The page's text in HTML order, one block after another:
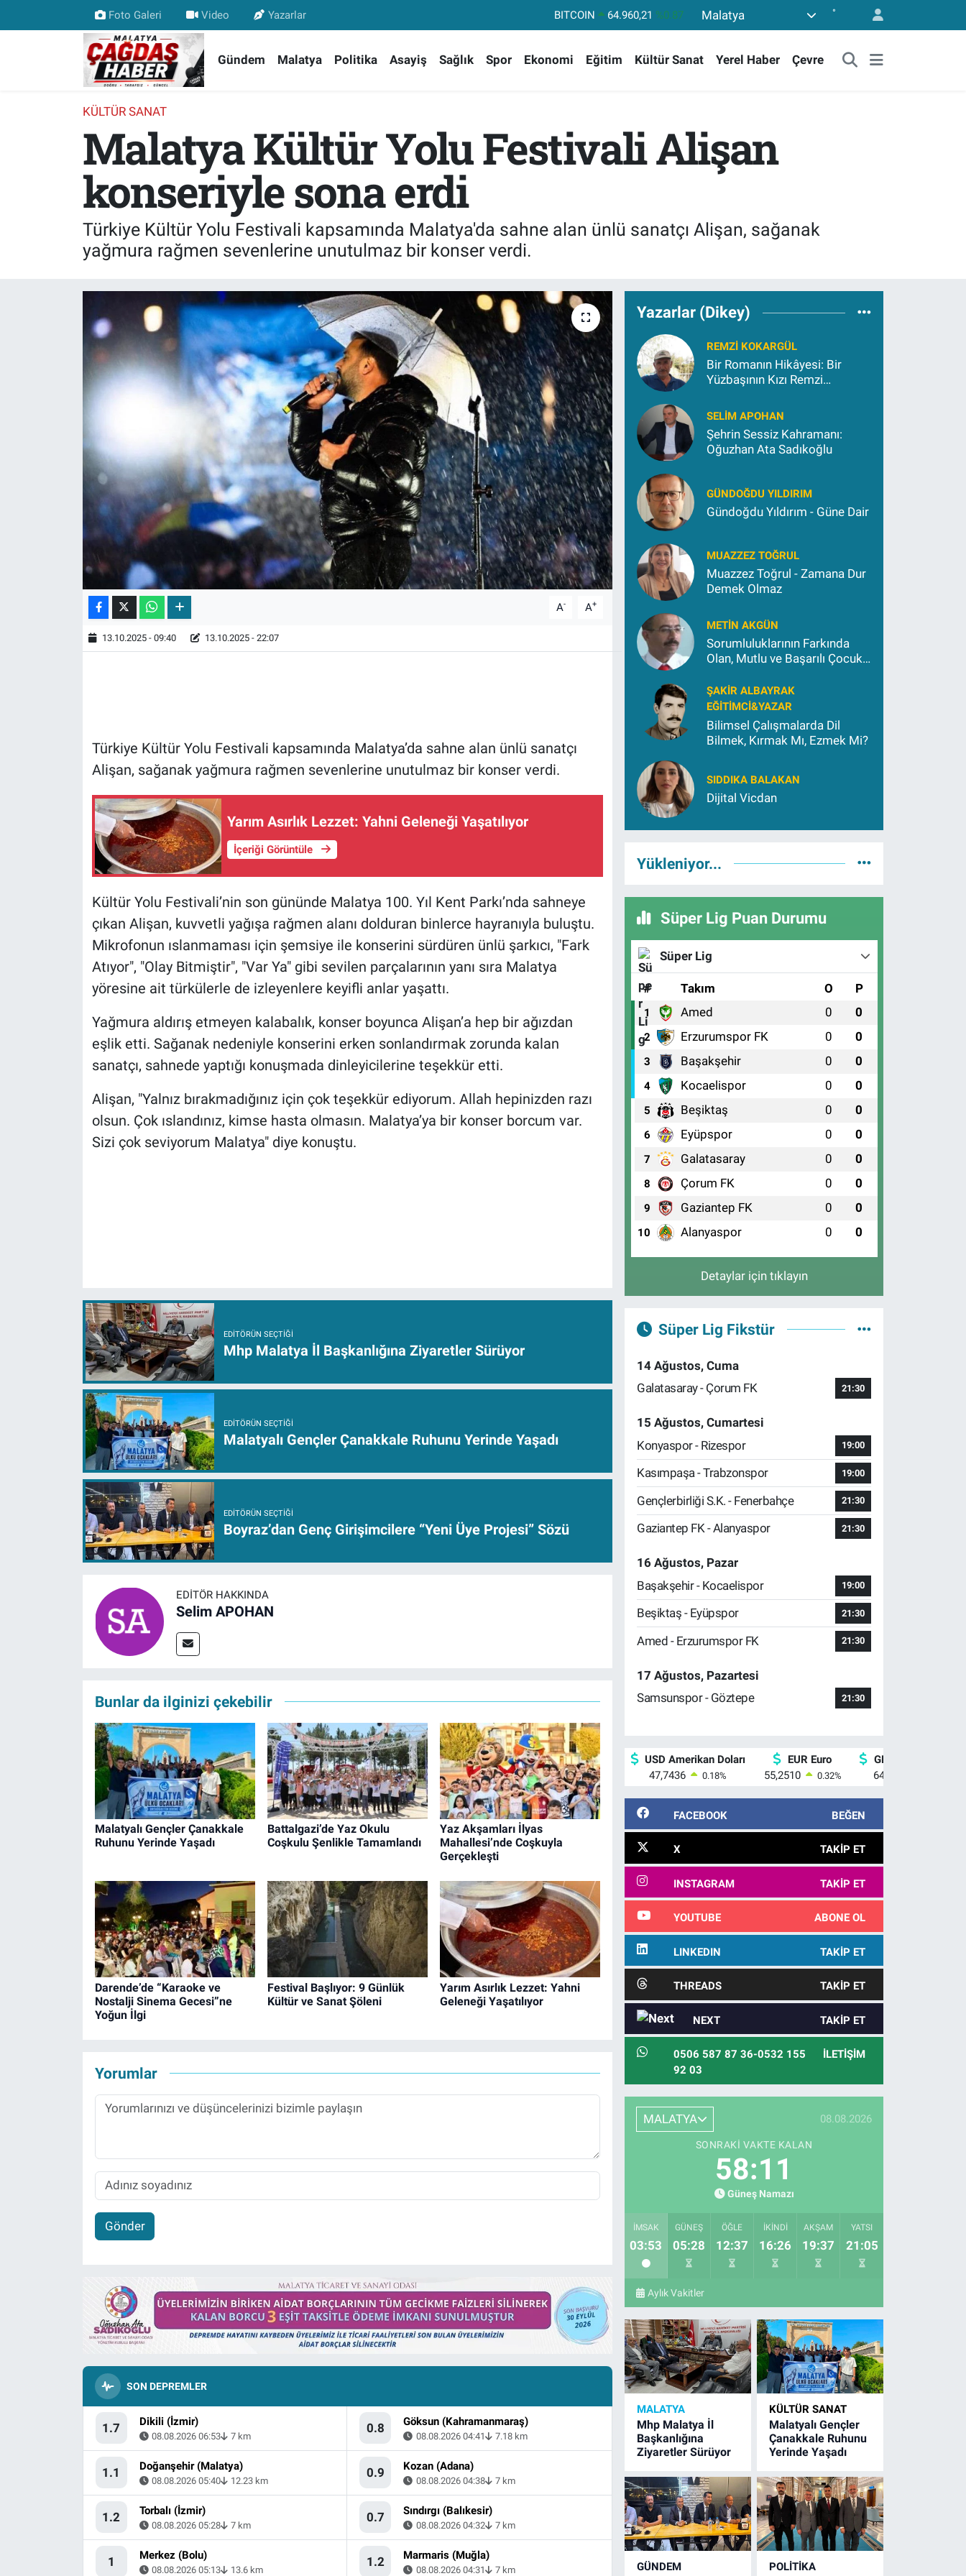
Foto Galeri Video Yazarlar DOLAR 47,7436 %0.18
STERLİN
64,4811 %0.38
BITCOIN
64.960,21 %0.87
Malatya °
Gündem Malatya Politika Asayiş Sağlık Spor Ekonomi Eğitim Kültür Sanat Yerel Haber Çevre
KÜLTÜR SANAT
Malatya Kültür Yolu Festivali Alişan
konseriyle sona erdi
Türkiye Kültür Yolu Festivali kapsamında Malatya'da sahne alan ünlü sanatçı Alişan, sağanak
yağmura rağmen sevenlerine unutulmaz bir konser verdi.
A- A+
13.10.2025 - 09:40 13.10.2025 - 22:07
Türkiye Kültür Yolu Festivali kapsamında Malatya’da sahne alan ünlü sanatçı
Alişan, sağanak yağmura rağmen sevenlerine unutulmaz bir konser verdi.
Yarım Asırlık Lezzet: Yahni Geleneği Yaşatılıyor
İçeriği Görüntüle
Kültür Yolu Festivali’nin son gününde Malatya 100. Yıl Kent Parkı’nda sahneye
çıkan Alişan, kuvvetli yağışa rağmen alanı dolduran binlerce hayranıyla buluştu.
Mikrofonun ıslanmaması için şemsiye ile konserini sürdüren ünlü şarkıcı, "Fark
Atıyor", "Olay Bitmiştir", "Var Ya" gibi sevilen parçalarının yanı sıra Malatya
yöresine ait türkülerle de izleyenlere keyifli anlar yaşattı.
Yağmura aldırış etmeyen kalabalık, konser boyunca Alişan’a hep bir ağızdan
eşlik etti. Sağanak nedeniyle konserini erken sonlandırmak zorunda kalan
sanatçı, sahnede yaptığı konuşmada dinleyicilerine teşekkür etti.
Alişan, "Yalnız bırakmadığınız için çok teşekkür ediyorum. Allah hepinizden razı
olsun. Çok ıslandınız, kimse hasta olmasın. Malatya’ya bir konser borcum var.
Sizi çok seviyorum Malatya" diye konuştu.
EDITÖRÜN SEÇTIĞI
Mhp Malatya İl Başkanlığına Ziyaretler Sürüyor
EDITÖRÜN SEÇTIĞI
Malatyalı Gençler Çanakkale Ruhunu Yerinde Yaşadı
EDITÖRÜN SEÇTIĞI
Boyraz’dan Genç Girişimcilere “Yeni Üye Projesi” Sözü
EDITÖR HAKKINDA
Selim APOHAN
Bunlar da ilginizi çekebilir
Malatyalı Gençler Çanakkale
Ruhunu Yerinde Yaşadı
Battalgazi’de Yaz Okulu
Coşkulu Şenlikle Tamamlandı
Yaz Akşamları İlyas
Mahallesi’nde Coşkuyla
Gerçekleşti
Darende’de “Karaoke ve
Nostalji Sinema Gecesi”ne
Yoğun İlgi
Festival Başlıyor: 9 Günlük
Kültür ve Sanat Şöleni
Yarım Asırlık Lezzet: Yahni
Geleneği Yaşatılıyor
Yorumlar
Gönder
SON DEPREMLER
1.7 Dikili (İzmir)
08.08.2026 06:53 7 km
1.1 Doğanşehir (Malatya)
08.08.2026 05:40 12.23 km
1.2 Torbalı (İzmir)
08.08.2026 05:28 7 km
1 Merkez (Bolu)
08.08.2026 05:13 13.6 km
0.8 Göksun (Kahramanmaraş)
08.08.2026 04:41 7.18 km
0.9 Kozan (Adana)
08.08.2026 04:38 7 km
0.7 Sındırgı (Balıkesir)
08.08.2026 04:32 7 km
1.2 Marmaris (Muğla)
08.08.2026 04:31 7 km
Yazarlar (Dikey)
REMZI KOKARGÜL
Bir Romanın Hikâyesi: Bir
Yüzbaşının Kızı Remzi
SELIM APOHAN
Şehrin Sessiz Kahramanı:
Oğuzhan Ata Sadıkoğlu
GÜNDOĞDU YILDIRIM
Gündoğdu Yıldırım - Güne Dair
MUAZZEZ TOĞRUL
Muazzez Toğrul - Zamana Dur
Demek Olmaz
METIN AKGÜN
Sorumluluklarının Farkında
Olan, Mutlu ve Başarılı Çocuk
ŞAKIR ALBAYRAK
EĞITIMCI&YAZAR
Bilimsel Çalışmalarda Dil
Bilmek, Kırmak Mı, Ezmek Mi?
SIDDIKA BALAKAN
Dijital Vicdan
Yükleniyor...
Süper Lig Puan Durumu
Süper Lig
# Takım O P
1 Amed 0 0
2 Erzurumspor FK 0 0
3 Başakşehir 0 0
4 Kocaelispor 0 0
5 Beşiktaş 0 0
6 Eyüpspor 0 0
7 Galatasaray 0 0
8 Çorum FK 0 0
9 Gaziantep FK 0 0
10 Alanyaspor 0 0
Detaylar için tıklayın
Süper Lig Fikstür
14 Ağustos, Cuma
Galatasaray - Çorum FK
21:30
15 Ağustos, Cumartesi
Konyaspor - Rizespor
19:00
Kasımpaşa - Trabzonspor 19:00
Gençlerbirliği S.K. - Fenerbahçe 21:30
Gaziantep FK - Alanyaspor 21:30
16 Ağustos, Pazar
Başakşehir - Kocaelispor
19:00
Beşiktaş - Eyüpspor 21:30
Amed - Erzurumspor FK 21:30
17 Ağustos, Pazartesi
Samsunspor - Göztepe
21:30
USD Amerikan Doları
47,7436
0.18%
EUR Euro
55,2510
0.32%
GBP İngiliz Sterlini
64,4811
FACEBOOK BEĞEN
X TAKIP ET
INSTAGRAM TAKIP ET
YOUTUBE ABONE OL
LINKEDIN TAKIP ET
THREADS TAKIP ET
NEXT TAKIP ET
0506 587 87 36-0532 155
92 03
İLETIŞIM
MALATYA 08.08.2026
SONRAKI VAKTE KALAN
58:09
Güneş Namazı
İMSAK
03:53
GÜNEŞ
05:28
ÖĞLE
12:37
İKINDI
16:26
AKŞAM
19:37
YATSI
21:05
Aylık Vakitler
MALATYA
Mhp Malatya İl
Başkanlığına
Ziyaretler Sürüyor
KÜLTÜR SANAT
Malatyalı Gençler
Çanakkale Ruhunu
Yerinde Yaşadı
GÜNDEM POLITIKA
Nöbetçi Eczaneler
Hava Durumu
Malatya Namaz Vakitleri
Trafik Durumu
Süper Lig Puan Durumu ve Fikstür
Tüm Manşetler